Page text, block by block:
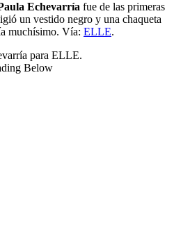
Echevarría fue de las primeras
un vestido negro y una chaqueta
muchísimo. Vía: ELLE.
para ELLE.
Below